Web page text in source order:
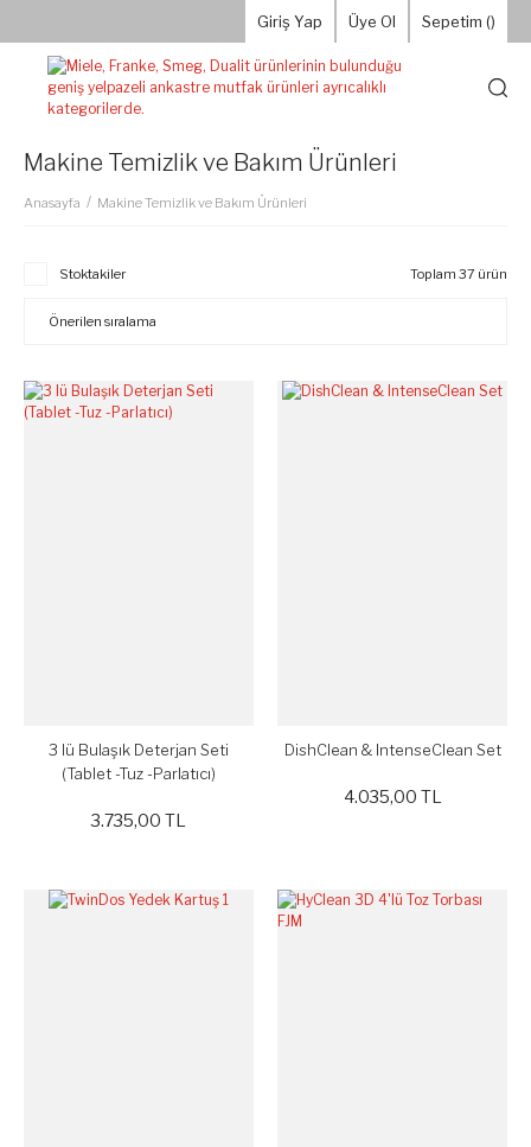
Giriş Yap Üye Ol Sepetim ()
Makine Temizlik ve Bakım Ürünleri
Anasayfa Makine Temizlik ve Bakım Ürünleri
Stoktakiler Toplam 37 ürün
3 lü Bulaşık Deterjan Seti
(Tablet -Tuz -Parlatıcı)
3.735,00 TL
DishClean & IntenseClean Set
4.035,00 TL